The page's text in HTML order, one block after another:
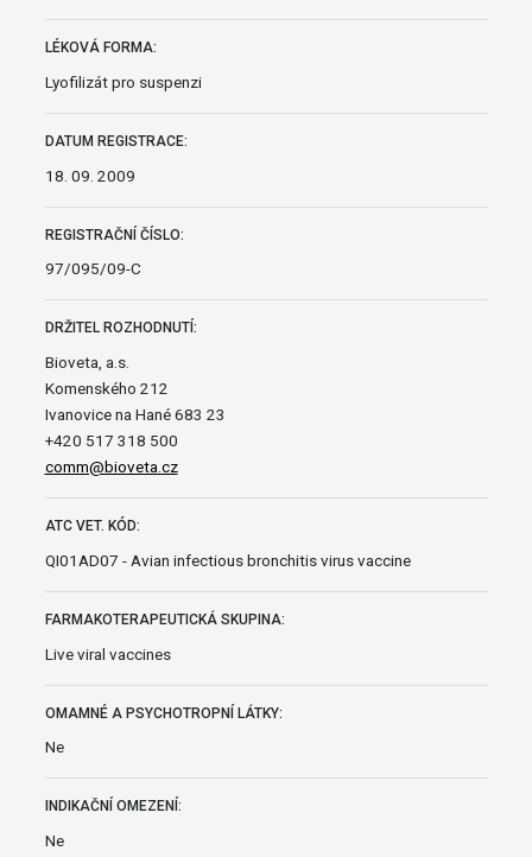
LÉKOVÁ FORMA:
Lyofilizát pro suspenzi
DATUM REGISTRACE:
18. 09. 2009
REGISTRAČNÍ ČÍSLO:
97/095/09-C
DRŽITEL ROZHODNUTÍ:
Bioveta, a.s.
Komenského 212
Ivanovice na Hané 683 23
+420 517 318 500
comm@bioveta.cz
ATC VET. KÓD:
QI01AD07 - Avian infectious bronchitis virus vaccine
FARMAKOTERAPEUTICKÁ SKUPINA:
Live viral vaccines
OMAMNÉ A PSYCHOTROPNÍ LÁTKY:
Ne
INDIKAČNÍ OMEZENÍ:
Ne